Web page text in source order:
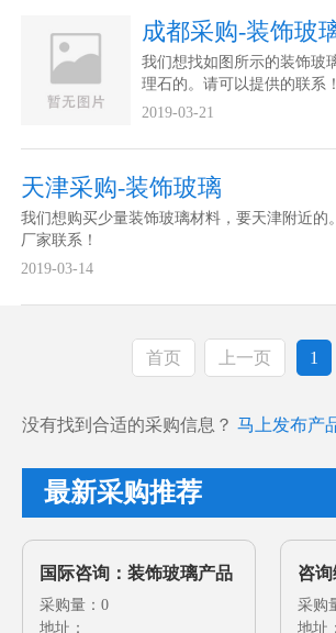
成都采购-装饰玻
我们想找如图所示的装饰玻
理石的。请可以提供的联系！
2019-03-21
天津采购-装饰玻璃
我们想购买少量装饰玻璃材料，要天津附近的
厂家联系！
2019-03-14
首页 上一页 1
没有找到合适的采购信息？ 马上发布产
最新采购推荐
国际咨询：装饰玻璃产品
目录索取函
采购量：0
地址：
咨
原色
采购
地址：